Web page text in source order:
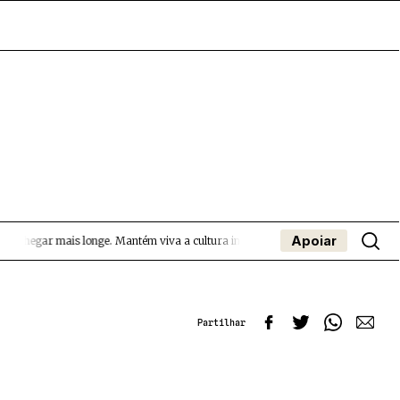
mais longe. Mantém viva a cultura independente — apoia o
Apoiar
Partilhar